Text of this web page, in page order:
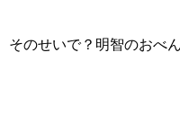
そのせいで？明智のおべ